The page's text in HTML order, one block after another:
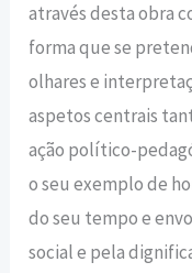
através desta obra
forma que se
olhares e
aspetos centrais
ação político-
o seu exemplo de
do seu tempo e
social e pela